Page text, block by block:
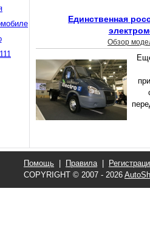
Единственная
Обзор
Помощь Правила|
COPYRIGHT © 2007 - 2026